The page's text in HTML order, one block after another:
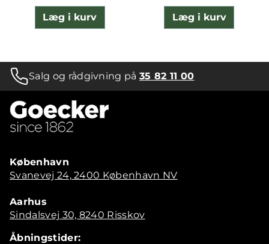
Læg i kurv Læg i kurv
Salg og rådgivning på35 82 11 00
København
Svanevej 24, 2400 København NV
Aarhus
Sindalsvej 30, 8240 Risskov
Åbningstider: